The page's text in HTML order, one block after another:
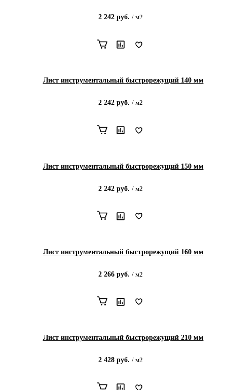
2 242 руб. / м2
Лист инструментальный быстрорежущий 140 мм
2 242 руб. / м2
Лист инструментальный быстрорежущий 150 мм
2 242 руб. / м2
Лист инструментальный быстрорежущий 160 мм
2 266 руб. / м2
Лист инструментальный быстрорежущий 210 мм
2 428 руб. / м2